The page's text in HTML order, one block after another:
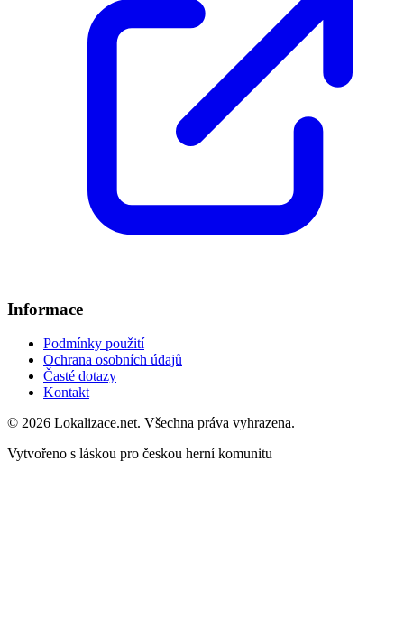
Informace
Podmínky použití
Ochrana osobních údajů
Časté dotazy
Kontakt
© 2026 Lokalizace.net. Všechna práva vyhrazena.
Vytvořeno s láskou pro českou herní komunitu